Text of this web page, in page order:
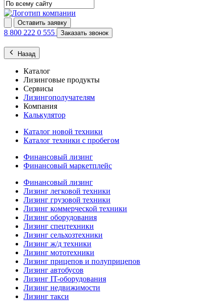
Оставить заявку
8 800 222 0 555 Заказать звонок
Назад
Каталог
Лизинговые продукты
Сервисы
Лизингополучателям
Компания
Калькулятор
Каталог новой техники
Каталог техники с пробегом
Финансовый лизинг
Финансовый маркетплейс
Финансовый лизинг
Лизинг легковой техники
Лизинг грузовой техники
Лизинг коммерческой техники
Лизинг оборудования
Лизинг спецтехники
Лизинг сельхозтехники
Лизинг ж/д техники
Лизинг мототехники
Лизинг прицепов и полуприцепов
Лизинг автобусов
Лизинг IT-оборудования
Лизинг недвижимости
Лизинг такси